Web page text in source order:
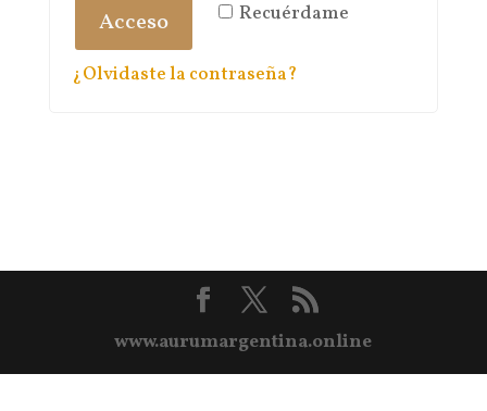
Recuérdame
Acceso
¿Olvidaste la contraseña?
www.aurumargentina.online